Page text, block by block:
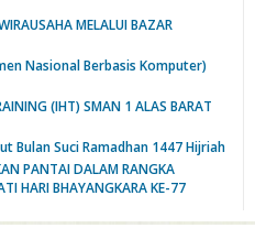
MELALUI BAZAR
Nasional Berbasis Komputer)
(IHT) SMAN 1 ALAS BARAT
Bulan Suci Ramadhan 1447 Hijriah
PANTAI DALAM RANGKA
HARI BHAYANGKARA KE-77